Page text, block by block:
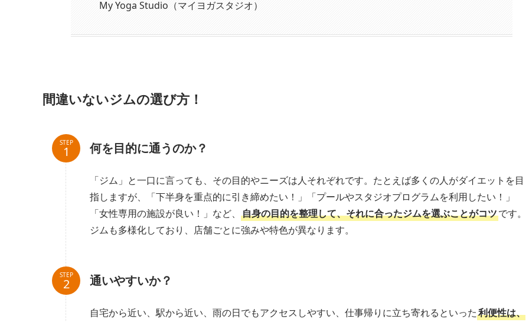
My Yoga Studio（マイヨガスタジオ）
間違いないジムの選び方！
STEP 何を目的に通うのか？
「ジム」と一口に言っても、その目的やニーズは人それぞれです。たとえば多くの人がダイエットを目
指しますが、「下半身を重点的に引き締めたい！」「プールやスタジオプログラムを利用したい！」
「女性専用の施設が良い！」など、 自身の目的を整理して、それに合ったジムを選ぶことがコツです。
ジムも多様化しており、店舗ごとに強みや特色が異なります。
STEP 通いやすいか？
自宅から近い、駅から近い、雨の日でもアクセスしやすい、仕事帰りに立ち寄れるといった利便性は、